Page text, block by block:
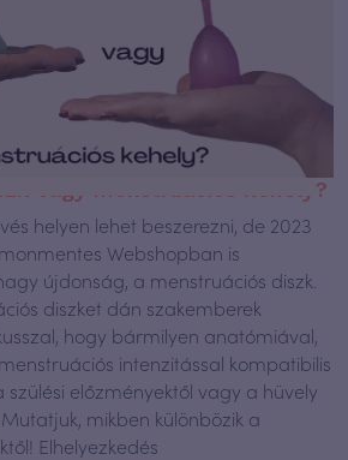
vagy menstruációs kehely?
helyen lehet beszerezni, de 2023
Webshopban is
újdonság, a menstruációs diszk.
diszket dán szakemberek
hogy bármilyen anatómiával,
intenzitással kompatibilis
előzményektől vagy a hüvely
mikben különbözik a
Elhelyezkedés